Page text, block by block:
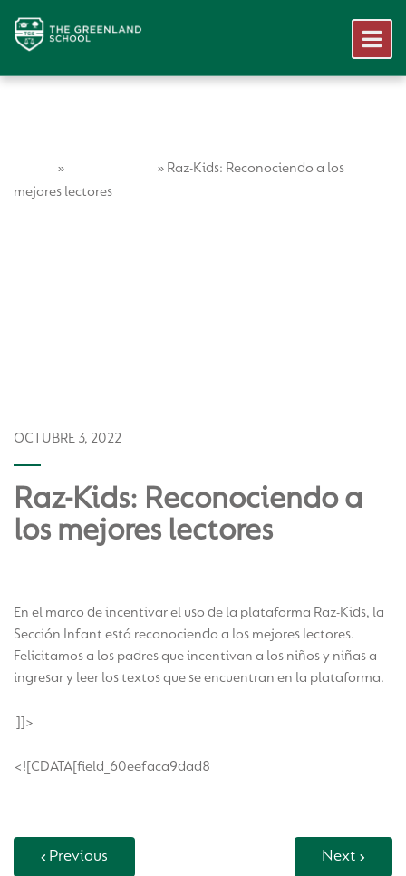
» » Raz-Kids: Reconociendo a los
mejores lectores
OCTUBRE 3, 2022
Raz-Kids: Reconociendo a
los mejores lectores
En el marco de incentivar el uso de la plataforma Raz-Kids, la
Sección Infant está reconociendo a los mejores lectores.
Felicitamos a los padres que incentivan a los niños y niñas a
ingresar y leer los textos que se encuentran en la plataforma.
]]>
<![CDATA[field_60eefaca9dad8
Previous Next